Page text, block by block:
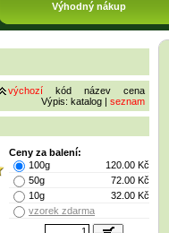
Výhodný nákup
výchozí kód název
cena
Výpis: katalog | seznam
Ceny za balení:
100g
120.00 Kč
50g
72.00 Kč
10g
32.00 Kč
vzorek zdarma